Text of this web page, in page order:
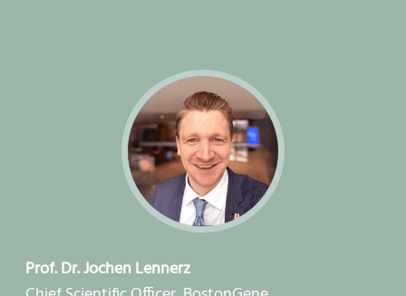
Prof. Dr. Jochen Lennerz